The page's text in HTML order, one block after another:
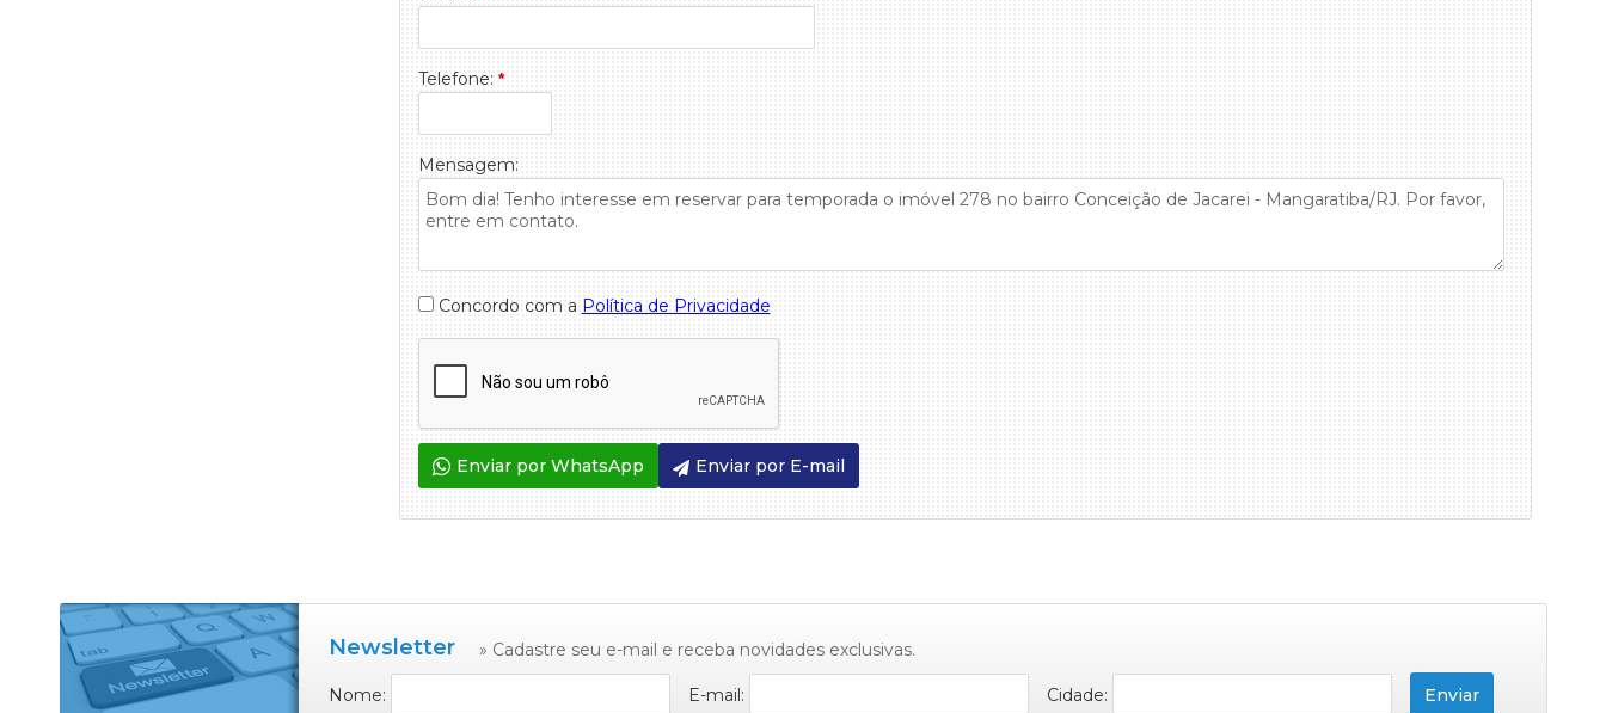
Telefone: *
Mensagem:
Concordo com a Política de Privacidade
Enviar por WhatsApp Enviar por E-mail
Newsletter » Cadastre seu e-mail e receba novidades exclusivas.
Nome: E-mail: Cidade: